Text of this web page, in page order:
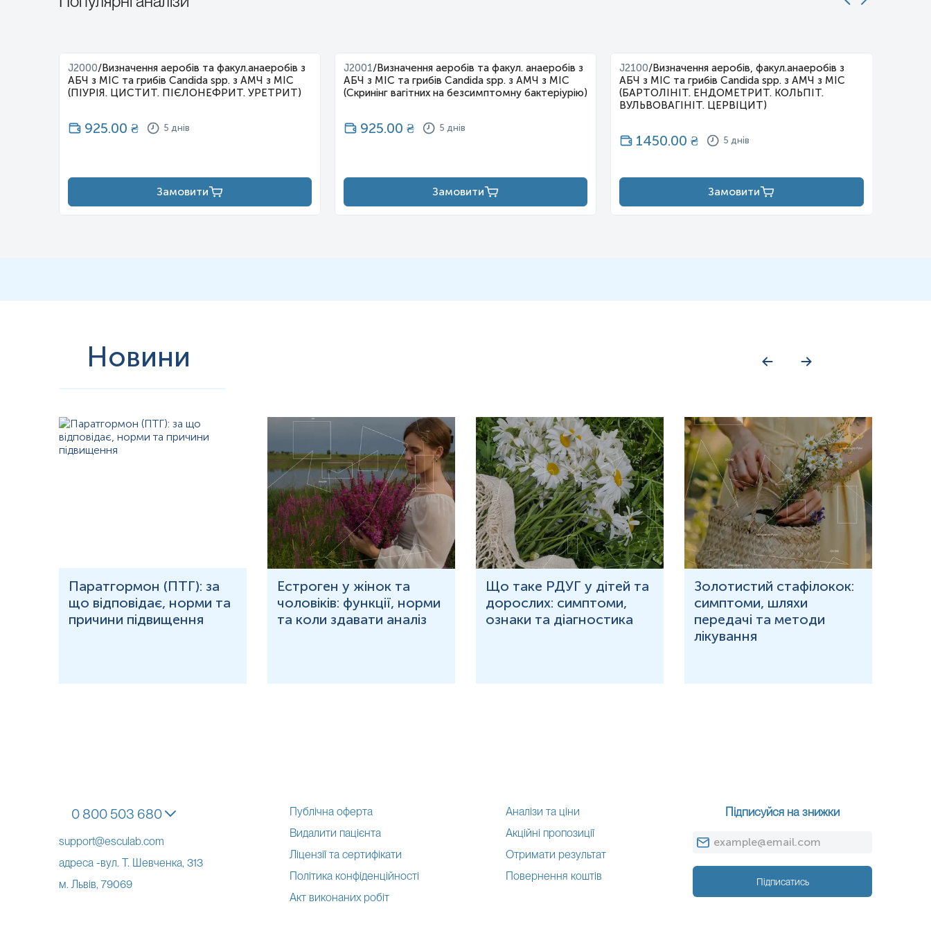
J2000/Визначення аеробів та факул.анаеробів з
АБЧ з МІС та грибів Candida spp. з АМЧ з МІС
(ПІУРІЯ. ЦИСТИТ. ПІЄЛОНЕФРИТ. УРЕТРИТ)
925.00 ₴ 5 днів
Замовити
J2001/Визначення аеробів та факул. анаеробів з
АБЧ з МІС та грибів Candida spp. з АМЧ з МІС
(Скринінг вагітних на безсимптомну бактеріурію)
925.00 ₴ 5 днів
Замовити
J2100/Визначення аеробів, факул.анаеробів з
АБЧ з МІС та грибів Candida spp. з АМЧ з МІС
(БАРТОЛІНІТ. ЕНДОМЕТРИТ. КОЛЬПІТ.
ВУЛЬВОВАГІНІТ. ЦЕРВІЦИТ)
1450.00 ₴ 5 днів
Замовити
Новини
Паратгормон (ПТГ): за
що відповідає, норми та
причини підвищення
Естроген у жінок та
чоловіків: функції, норми
та коли здавати аналіз
Що таке РДУГ у дітей та
дорослих: симптоми,
ознаки та діагностика
Золотистий стафілокок:
симптоми, шляхи
передачі та методи
лікування
0 800 503 680
support@esculab.com
адреса -вул. Т. Шевченка, 313
м. Львів, 79069
Публічна оферта
Видалити пацієнта
Ліцензії та сертифікати
Політика конфіденційності
Акт виконаних робіт
Аналізи та ціни
Акційні пропозиції
Отримати результат
Повернення коштів
Підписуйся на знижки
Підписатись